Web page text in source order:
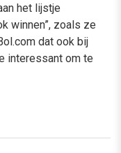
het lijstje
winnen”, zoals ze
dat ook bij
interessant om te